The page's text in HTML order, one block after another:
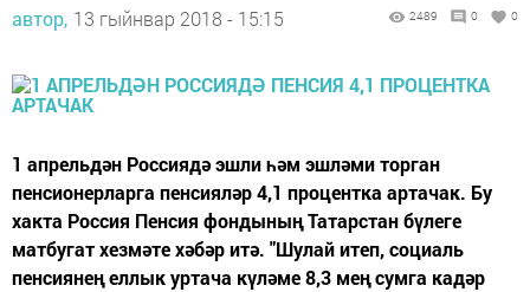
автор, 13 гыйнвар 2018 - 15:15 2489 0 0
1 апрельдән Россиядә эшли һәм эшләми торган
пенсионерларга пенсияләр 4,1 процентка артачак. Бу
хакта Россия Пенсия фондының Татарстан бүлеге
матбугат хезмәте хәбәр итә. "Шулай итеп, социаль
пенсиянең еллык уртача күләме 8,3 мең сумга кадәр